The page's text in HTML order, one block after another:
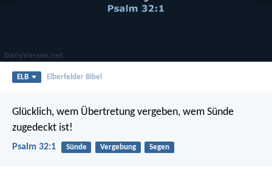
ELB Elberfelder Bibel
Glücklich, wem Übertretung vergeben, wem Sünde
zugedeckt ist!
Psalm 32:1 Sünde Vergebung Segen